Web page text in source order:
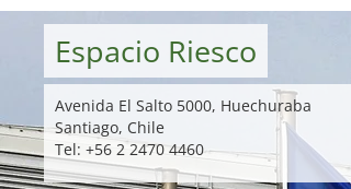
Espacio Riesco
Avenida El Salto 5000, Huechuraba
Santiago, Chile
Tel: +56 2 2470 4460